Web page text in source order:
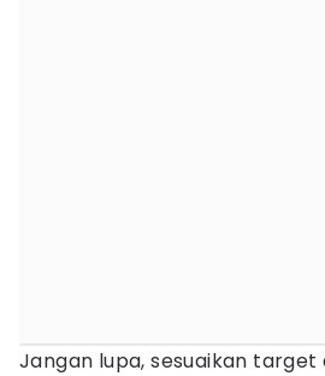
Jangan lupa, sesuaikan target